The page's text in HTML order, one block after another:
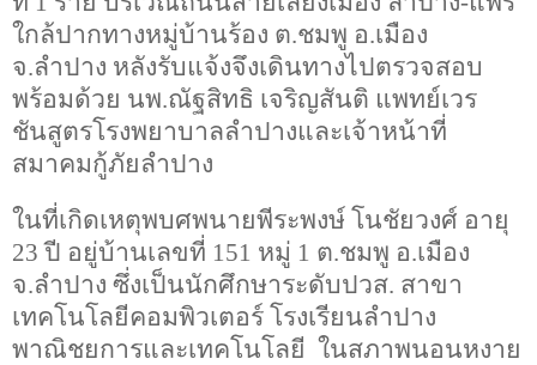
ใกล้ปากทางหมู่บ้านร้อง ต.ชมพู อ.เมือง
จ.ลำปาง หลังรับแจ้งจึงเดินทางไปตรวจสอบ
พร้อมด้วย นพ.ณัฐสิทธิ เจริญสันติ แพทย์เวร
ชันสูตรโรงพยาบาลลำปางและเจ้าหน้าที่
สมาคมกู้ภัยลำปาง
ในที่เกิดเหตุพบศพนายพีระพงษ์ โนชัยวงศ์ อายุ
23ปี อยู่บ้านเลขที่ 151 หมู่ 1 ต.ชมพู อ.เมือง
จ.ลำปาง ซึ่งเป็นนักศึกษาระดับปวส. สาขา
เทคโนโลยีคอมพิวเตอร์ โรงเรียนลำปาง
พาณิชยการและเทคโนโลยี ในสภาพนอนหงาย